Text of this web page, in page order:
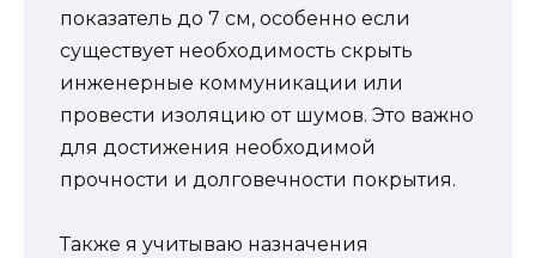
показатель до 7 см, особенно если
существует необходимость скрыть
инженерные коммуникации или
провести изоляцию от шумов. Это важно
для достижения необходимой
прочности и долговечности покрытия.
Также я учитываю назначения